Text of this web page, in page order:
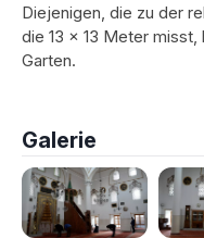
Diejenigen, die zu der
die 13 x 13 Meter misst,
Garten.
Galerie